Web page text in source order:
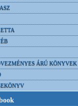
ÁRÚ KÖNYVEK